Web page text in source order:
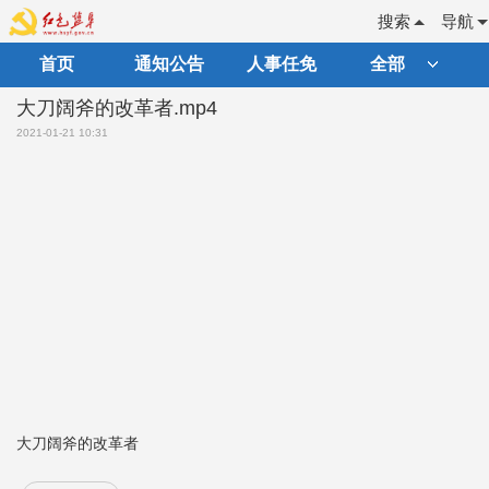
导航
搜索
首页 通知公告 人事任免 全部
大刀阔斧的改革者.mp4
2021-01-21 10:31
大刀阔斧的改革者